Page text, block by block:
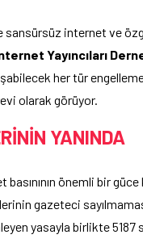
sansürsüz internet ve
Yayıncıları
her tür
olarak görüyor.
YANINDA
basınının önemli bir
gazeteci
yasayla birlikte